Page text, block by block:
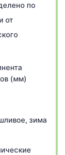
по
от
(мм)
зима